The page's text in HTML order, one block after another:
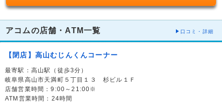
アコムの店舗・ATM一覧 口コミ・詳細
【閉店】高山むじんくんコーナー
最寄駅：高山駅（徒歩3分）
岐阜県高山市天満町５丁目１３ 杉ビル１Ｆ
店舗営業時間：9:00～21:00※
ATM営業時間：24時間